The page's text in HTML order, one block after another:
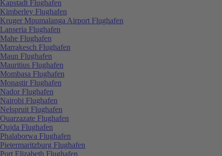
Kapstadt Flughafen
Kimberley Flughafen
Kruger Mpumalanga Airport Flughafen
Lanseria Flughafen
Mahe Flughafen
Marrakesch Flughafen
Maun Flughafen
Mauritius Flughafen
Mombasa Flughafen
Monastir Flughafen
Nador Flughafen
Nairobi Flughafen
Nelspruit Flughafen
Ouarzazate Flughafen
Oujda Flughafen
Phalaborwa Flughafen
Pietermaritzburg Flughafen
Port Elizabeth Flughafen